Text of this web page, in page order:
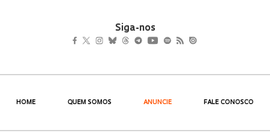
Siga-nos
HOME QUEM SOMOS ANUNCIE FALE CONOSCO